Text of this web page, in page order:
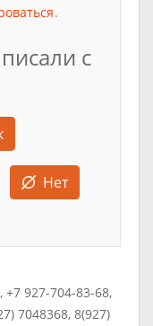
.
с
Нет
+7 927-704-83-68,
7048368, 8(927)